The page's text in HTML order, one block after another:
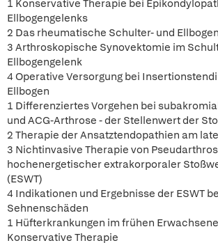
1 Konservative Therapie bei
Ellbogengelenks
2 Das rheumatische Schulter- und
3 Arthroskopische Synovektomie im
Ellbogengelenk
4 Operative Versorgung bei
Ellbogen
1 Differenziertes Vorgehen bei
und ACG-Arthrose - der Stellenwert der
2 Therapie der Ansatztendopathien am
3 Nichtinvasive Therapie von
hochenergetischer extrakorporaler
(ESWT)
4 Indikationen und Ergebnisse der ESWT
Sehnenschäden
1 Hüfterkrankungen im frühen
Konservative Therapie